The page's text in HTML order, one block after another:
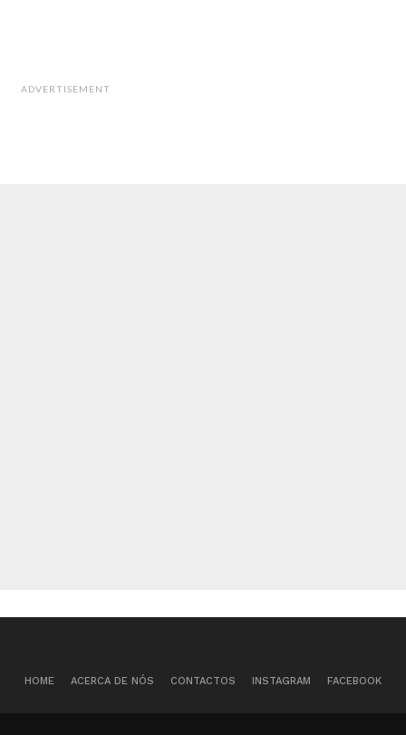
ADVERTISEMENT
HOME ACERCA DE NÓS CONTACTOS INSTAGRAM FACEBOOK